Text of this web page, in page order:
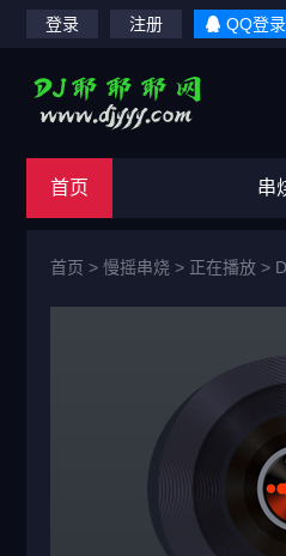
登录 注册 QQ登录
首页 串
首页 > 慢摇串烧 > 正在播放 >